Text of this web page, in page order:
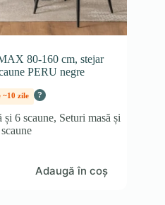
80-160 cm, stejar
PERU negre
zile ?
și 6 scaune, Seturi masă și
scaune
Adaugă în coș